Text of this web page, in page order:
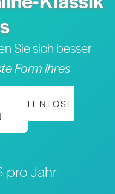
Sie sich besser
Form Ihres
KOSTENLOSE
pro Jahr